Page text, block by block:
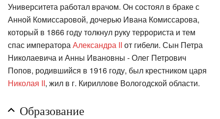
Университета работал врачом. Он состоял в браке с
Анной Комиссаровой, дочерью Ивана Комиссарова,
который в 1866 году толкнул руку террориста и тем
спас императора Александра II от гибели. Сын Петра
Николаевича и Анны Ивановны - Олег Петрович
Попов, родившийся в 1916 году, был крестником царя
Николая II, жил в г. Кириллове Вологодской области.
Образование